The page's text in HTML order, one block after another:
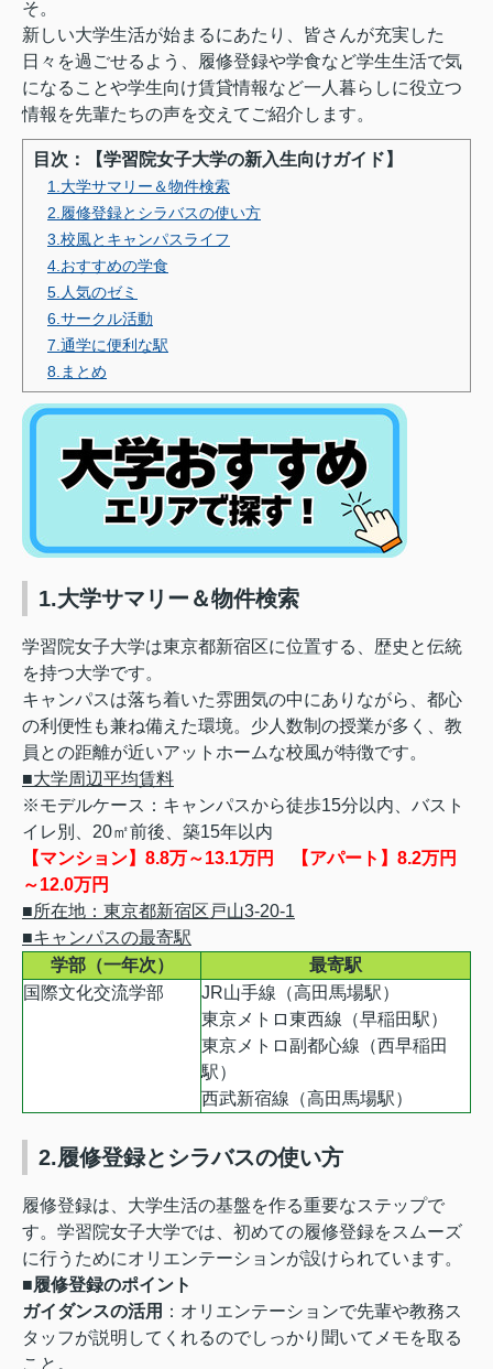
そ。
新しい大学生活が始まるにあたり、皆さんが充実した
日々を過ごせるよう、履修登録や学食など学生生活で気
になることや学生向け賃貸情報など一人暮らしに役立つ
情報を先輩たちの声を交えてご紹介します。
目次：【学習院女子大学の新入生向けガイド】
1.大学サマリー＆物件検索
2.履修登録とシラバスの使い方
3.校風とキャンパスライフ
4.おすすめの学食
5.人気のゼミ
6.サークル活動
7.通学に便利な駅
8.まとめ
1.大学サマリー＆物件検索
学習院女子大学は東京都新宿区に位置する、歴史と伝統
を持つ大学です。
キャンパスは落ち着いた雰囲気の中にありながら、都心
の利便性も兼ね備えた環境。少人数制の授業が多く、教
員との距離が近いアットホームな校風が特徴です。
■大学周辺平均賃料
※モデルケース：キャンパスから徒歩15分以内、バスト
イレ別、20㎡前後、築15年以内
【マンション】8.8万～13.1万円 【アパート】8.2万円
～12.0万円
■所在地：東京都新宿区戸山3-20-1
■キャンパスの最寄駅
学部（一年次）
最寄駅
国際文化交流学部
JR山手線（高田馬場駅）
東京メトロ東西線（早稲田駅）
東京メトロ副都心線（西早稲田
駅）
西武新宿線（高田馬場駅）
2.履修登録とシラバスの使い方
履修登録は、大学生活の基盤を作る重要なステップで
す。学習院女子大学では、初めての履修登録をスムーズ
に行うためにオリエンテーションが設けられています。
■履修登録のポイント
ガイダンスの活用 ：オリエンテーションで先輩や教務ス
タッフが説明してくれるのでしっかり聞いてメモを取る
こと。